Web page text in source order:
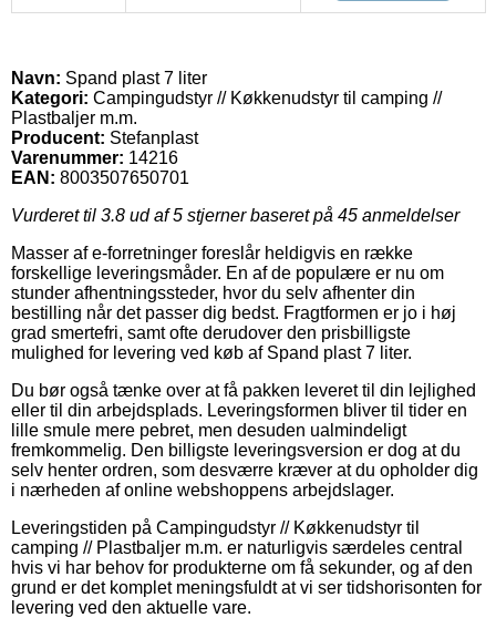
Navn: Spand plast 7 liter
Kategori: Campingudstyr // Køkkenudstyr til camping //
Plastbaljer m.m.
Producent: Stefanplast
Varenummer: 14216
EAN: 8003507650701
Vurderet til 3.8 ud af 5 stjerner baseret på 45 anmeldelser
Masser af e-forretninger foreslår heldigvis en række
forskellige leveringsmåder. En af de populære er nu om
stunder afhentningssteder, hvor du selv afhenter din
bestilling når det passer dig bedst. Fragtformen er jo i høj
grad smertefri, samt ofte derudover den prisbilligste
mulighed for levering ved køb af Spand plast 7 liter.
Du bør også tænke over at få pakken leveret til din lejlighed
eller til din arbejdsplads. Leveringsformen bliver til tider en
lille smule mere pebret, men desuden ualmindeligt
fremkommelig. Den billigste leveringsversion er dog at du
selv henter ordren, som desværre kræver at du opholder dig
i nærheden af online webshoppens arbejdslager.
Leveringstiden på Campingudstyr // Køkkenudstyr til
camping // Plastbaljer m.m. er naturligvis særdeles central
hvis vi har behov for produkterne om få sekunder, og af den
grund er det komplet meningsfuldt at vi ser tidshorisonten for
levering ved den aktuelle vare.